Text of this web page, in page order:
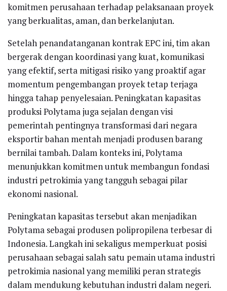
komitmen perusahaan terhadap pelaksanaan proyek
yang berkualitas, aman, dan berkelanjutan.
Setelah penandatanganan kontrak EPC ini, tim akan
bergerak dengan koordinasi yang kuat, komunikasi
yang efektif, serta mitigasi risiko yang proaktif agar
momentum pengembangan proyek tetap terjaga
hingga tahap penyelesaian. Peningkatan kapasitas
produksi Polytama juga sejalan dengan visi
pemerintah pentingnya transformasi dari negara
eksportir bahan mentah menjadi produsen barang
bernilai tambah. Dalam konteks ini, Polytama
menunjukkan komitmen untuk membangun fondasi
industri petrokimia yang tangguh sebagai pilar
ekonomi nasional.
Peningkatan kapasitas tersebut akan menjadikan
Polytama sebagai produsen polipropilena terbesar di
Indonesia. Langkah ini sekaligus memperkuat posisi
perusahaan sebagai salah satu pemain utama industri
petrokimia nasional yang memiliki peran strategis
dalam mendukung kebutuhan industri dalam negeri.